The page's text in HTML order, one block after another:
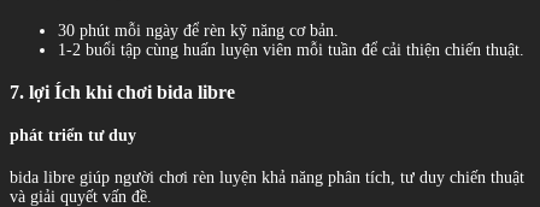
30 phút mỗi ngày để rèn kỹ năng cơ bản.
1-2 buổi tập cùng huấn luyện viên mỗi tuần để cải thiện chiến thuật.
7. lợi Ích khi chơi bida libre
phát triển tư duy
bida libre giúp người chơi rèn luyện khả năng phân tích, tư duy chiến thuật
và giải quyết vấn đề.